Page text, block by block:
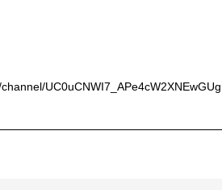
UC0uCNWI7_APe4cW2XNEwGUg